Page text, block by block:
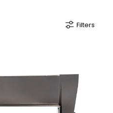
Filters